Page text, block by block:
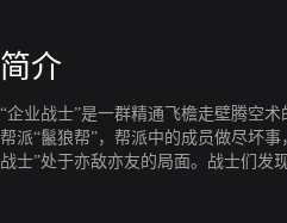
简介
“企业战士”是一群精通飞檐走壁腾空
帮派“鬣狼帮”，帮派中的成员做尽坏
战士”处于亦敌亦友的局面。战士们发